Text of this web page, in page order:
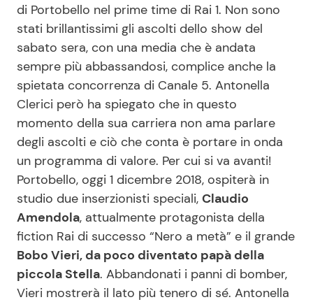
News benessere
Viaggi e Turismo
Festività
Primi Piatti
Ricette Facili e Veloci
Ricette Feste
Ricette per Bambini
Seguici
Info
di Portobello nel prime time di Rai 1. Non sono
stati brillantissimi gli ascolti dello show del
sabato sera, con una media che è andata
sempre più abbassandosi, complice anche la
spietata concorrenza di Canale 5. Antonella
Clerici però ha spiegato che in questo
momento della sua carriera non ama parlare
degli ascolti e ciò che conta è portare in onda
un programma di valore. Per cui si va avanti!
Portobello, oggi 1 dicembre 2018, ospiterà in
studio due inserzionisti speciali, Claudio
Amendola, attualmente protagonista della
fiction Rai di successo “Nero a metà” e il grande
Bobo Vieri, da poco diventato papà della
piccola Stella. Abbandonati i panni di bomber,
Vieri mostrerà il lato più tenero di sé. Antonella